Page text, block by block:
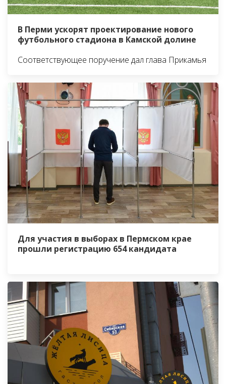
В Перми ускорят проектирование нового
футбольного стадиона в Камской долине
Соответствующее поручение дал глава Прикамья
Для участия в выборах в Пермском крае
прошли регистрацию 654 кандидата